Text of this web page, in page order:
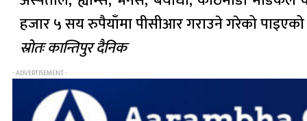
हजार ५ सय रुपैयाँमा पीसीआर गराउने गरेको
स्रोतः कान्तिपुर दैनिक
- ADVERTISEMENT -